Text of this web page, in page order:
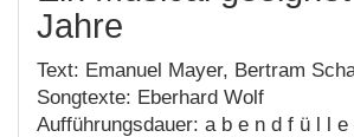
Jahre
Text: Emanuel Mayer, Bertram
Songtexte: Eberhard Wolf
Aufführungsdauer: a b e n d f ü l l e